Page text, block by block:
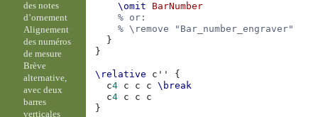
\omit
BarNumber
% or:
% \remove "Bar_number_engraver"
}
}
\relative c''
{
c4 c c c
\break
c4 c c
c
}
des notes
d’ornement
Alignement
des numéros
de mesure
Brève
alternative,
avec deux
barres
verticales